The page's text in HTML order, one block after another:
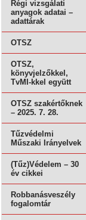
Régi vizsgálati
anyagok adatai –
adattárak
OTSZ
OTSZ,
könyvjelzőkkel,
TvMI-kkel együtt
OTSZ szakértőknek
– 2025. 7. 28.
Tűzvédelmi
Műszaki Irányelvek
(Tűz)Védelem – 30
év cikkei
Robbanásveszély
fogalomtár